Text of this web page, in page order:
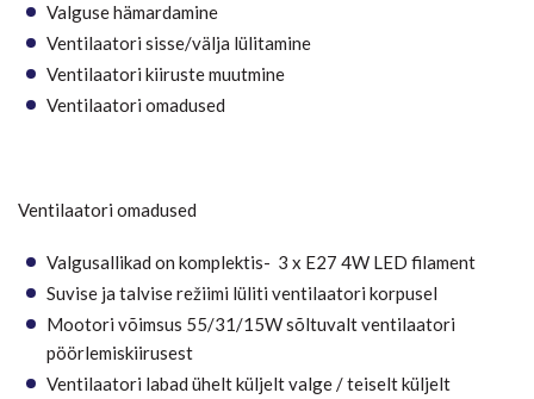
Valguse hämardamine
Ventilaatori sisse/välja lülitamine
Ventilaatori kiiruste muutmine
Ventilaatori omadused
Ventilaatori omadused
Valgusallikad on komplektis- 3 x E27 4W LED filament
Suvise ja talvise režiimi lüliti ventilaatori korpusel
Mootori võimsus 55/31/15W sõltuvalt ventilaatori
pöörlemiskiirusest
Ventilaatori labad ühelt küljelt valge / teiselt küljelt